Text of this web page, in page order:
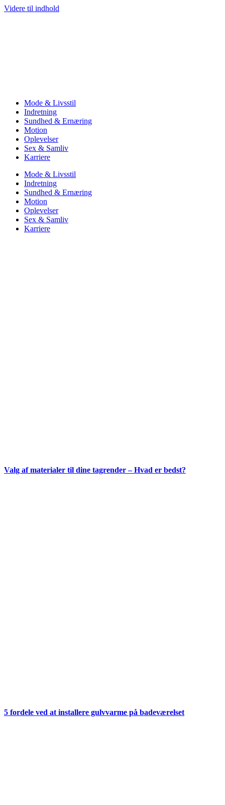
Videre til indhold
Mode & Livsstil
Indretning
Sundhed & Ernæring
Motion
Oplevelser
Sex & Samliv
Karriere
Mode & Livsstil
Indretning
Sundhed & Ernæring
Motion
Oplevelser
Sex & Samliv
Karriere
Valg af materialer til dine tagrender – Hvad er bedst?
5 fordele ved at installere gulvvarme på badeværelset